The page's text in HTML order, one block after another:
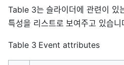
Table 3는 슬라이더에 관련이 있
특성을 리스트로 보여주고 있습니
Table 3 Event attributes